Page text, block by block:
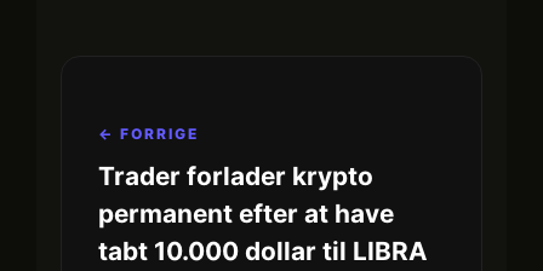
← FORRIGE
Trader forlader krypto
permanent efter at have
tabt 10.000 dollar til LIBRA